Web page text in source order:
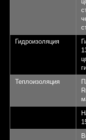
Гидроизоляция
Теплоизоляция
дом